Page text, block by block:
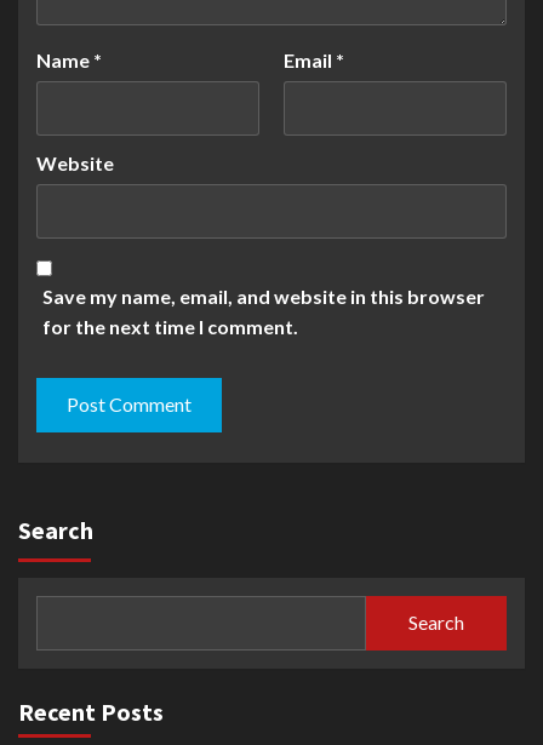
Name * Email *
Website
Save my name, email, and website in this browser
for the next time I comment.
Search
Search
Recent Posts